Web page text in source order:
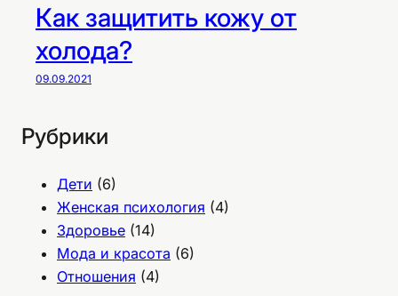
Как защитить кожу от
холода?
09.09.2021
Рубрики
Дети (6)
Женская психология (4)
Здоровье (14)
Мода и красота (6)
Отношения (4)